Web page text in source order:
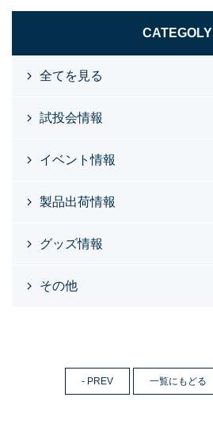
CATEGOLY
全てを見る
試投会情報
イベント情報
製品出荷情報
グッズ情報
その他
- PREV 一覧にもどる